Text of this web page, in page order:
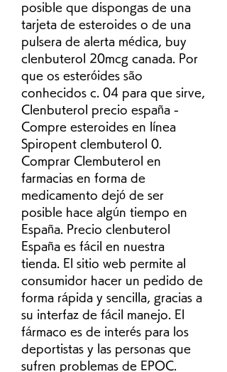
posible que dispongas de una
tarjeta de esteroides o de una
pulsera de alerta médica, buy
clenbuterol 20mcg canada. Por
que os esteróides são
conhecidos c. 04 para que sirve,
Clenbuterol precio españa -
Compre esteroides en línea
Spiropent clembuterol 0.
Comprar Clembuterol en
farmacias en forma de
medicamento dejó de ser
posible hace algún tiempo en
España. Precio clenbuterol
España es fácil en nuestra
tienda. El sitio web permite al
consumidor hacer un pedido de
forma rápida y sencilla, gracias a
su interfaz de fácil manejo. El
fármaco es de interés para los
deportistas y las personas que
sufren problemas de EPOC.